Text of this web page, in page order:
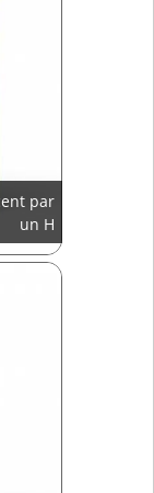
par
un H